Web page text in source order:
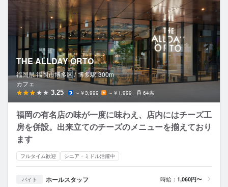
気になる求人
検索履歴・保存した条件
応募履歴
WEB履歴書
スカウト・メルマガ受信設定
ヘルプ・お問い合わせフォーム
掲載をご検討の店舗様へ
食べログ求人PRESS
THE ALLDAY ORTO
福岡県 福岡市博多区 / 博多駅 300m
カフェ
3.25 ～￥3,999 ～￥1,999 64席
福岡の有名店の味が一度に味わえ、店内にはチーズ工
房を併設。出来立てのチーズのメニューを揃えており
ます
フルタイム歓迎 シニア・ミドル活躍中
バイト ホールスタッフ 時給： 1,060円〜